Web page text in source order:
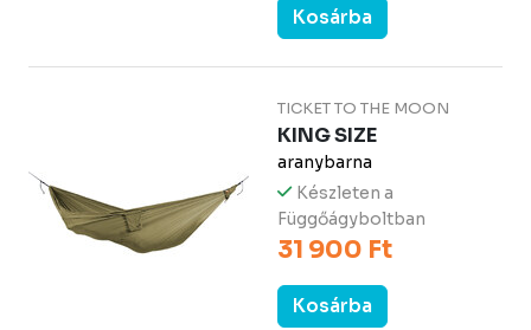
Kosárba
TICKET TO THE MOON
KING SIZE
aranybarna
Készleten a
Függőágyboltban
31 900 Ft
Kosárba